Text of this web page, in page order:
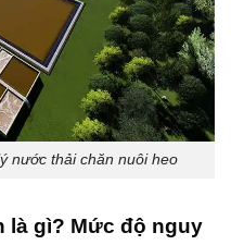
nước thải chăn nuôi heo
là gì? Mức độ nguy